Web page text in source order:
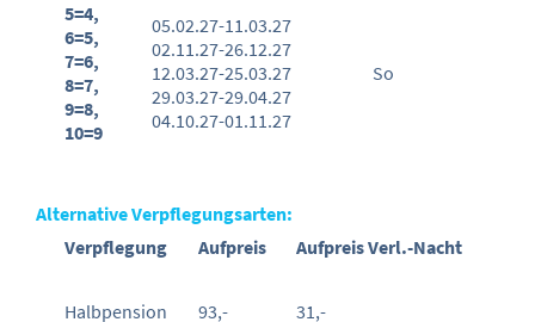
5=4,
6=5,
7=6,
8=7,
9=8,
10=9
05.02.27-11.03.27
02.11.27-26.12.27
12.03.27-25.03.27
29.03.27-29.04.27
04.10.27-01.11.27
So
Alternative Verpflegungsarten:
Verpflegung
Aufpreis Aufpreis Verl.-Nacht
Halbpension 93,- 31,-